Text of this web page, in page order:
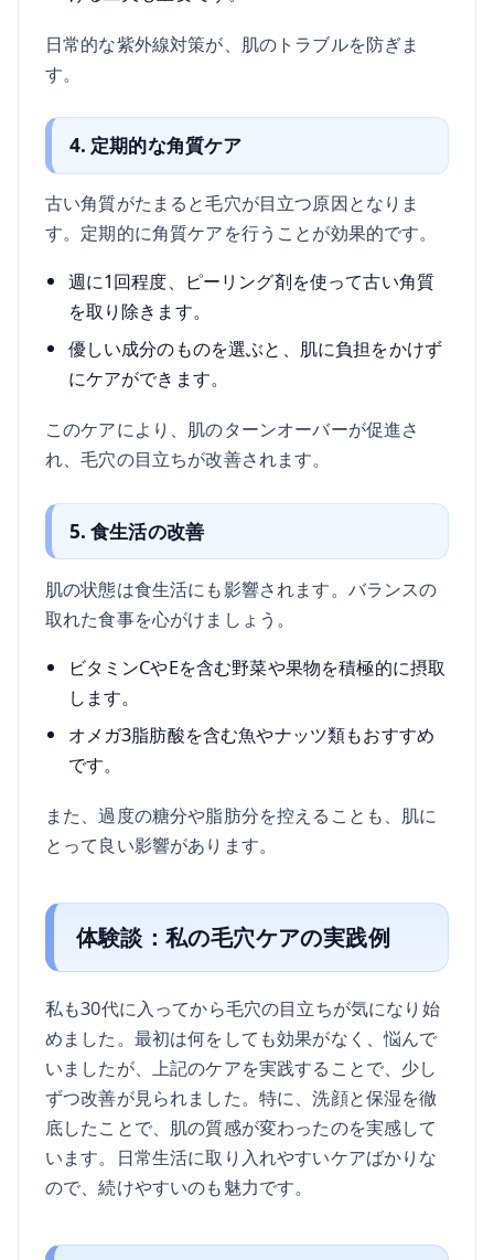
日常的な紫外線対策が、肌のトラブルを防ぎま
す。
4. 定期的な角質ケア
古い角質がたまると毛穴が目立つ原因となりま
す。定期的に角質ケアを行うことが効果的です。
週に1回程度、ピーリング剤を使って古い角質
を取り除きます。
優しい成分のものを選ぶと、肌に負担をかけず
にケアができます。
このケアにより、肌のターンオーバーが促進さ
れ、毛穴の目立ちが改善されます。
5. 食生活の改善
肌の状態は食生活にも影響されます。バランスの
取れた食事を心がけましょう。
ビタミンCやEを含む野菜や果物を積極的に摂取
します。
オメガ3脂肪酸を含む魚やナッツ類もおすすめ
です。
また、過度の糖分や脂肪分を控えることも、肌に
とって良い影響があります。
体験談：私の毛穴ケアの実践例
私も30代に入ってから毛穴の目立ちが気になり始
めました。最初は何をしても効果がなく、悩んで
いましたが、上記のケアを実践することで、少し
ずつ改善が見られました。特に、洗顔と保湿を徹
底したことで、肌の質感が変わったのを実感して
います。日常生活に取り入れやすいケアばかりな
ので、続けやすいのも魅力です。